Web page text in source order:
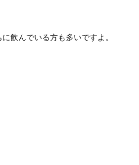
飲んでいる方も多いですよ。